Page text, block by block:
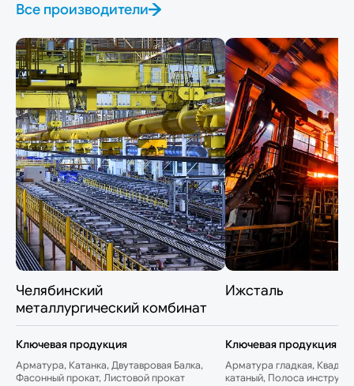
Все производители
Челябинский
металлургический комбинат
Ключевая продукция
Арматура, Катанка, Двутавровая Балка,
Фасонный прокат, Листовой прокат
Ижсталь
Ключевая продукция
Арматура гладкая,
катаный, Полоса